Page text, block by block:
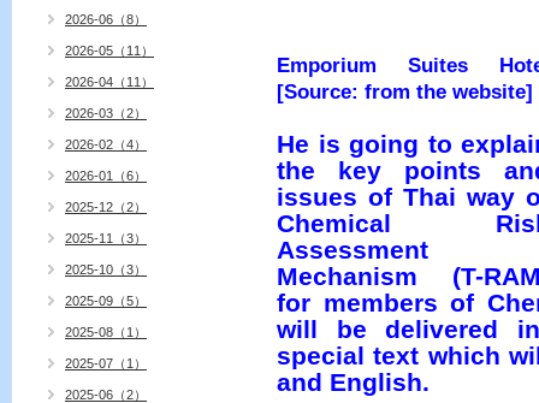
Emporium Suites
[Source: from the website]
He is going to
the key points
issues of Thai way
Chemical
Assessment
Mechanism (T-
for members of
will be delivered
special text which
and English.
2026-06（8）
2026-05（11）
2026-04（11）
2026-03（2）
2026-02（4）
2026-01（6）
2025-12（2）
2025-11（3）
2025-10（3）
2025-09（5）
2025-08（1）
2025-07（1）
2025-06（2）